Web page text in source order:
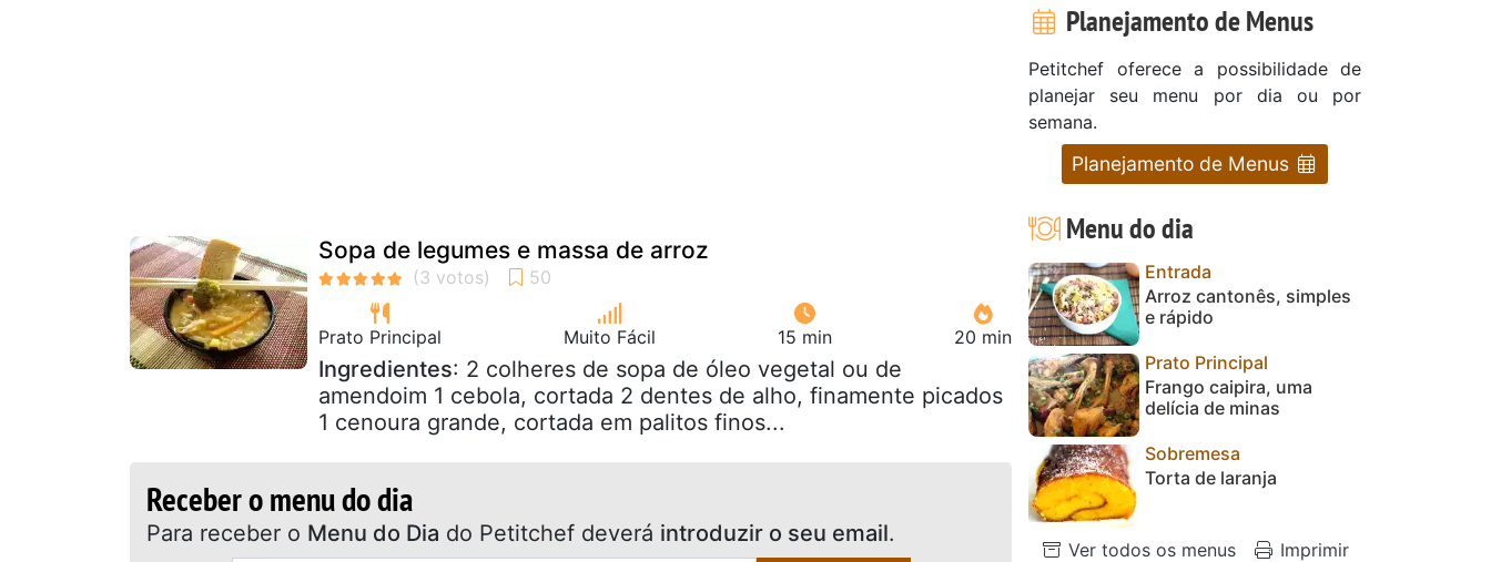
Sopa de legumes e massa de arroz
Prato Principal Muito Fácil 15 min 20 min
Ingredientes: 2 colheres de sopa de óleo vegetal ou de
amendoim 1 cebola, cortada 2 dentes de alho, finamente picados
1 cenoura grande, cortada em palitos finos...
Receber o menu do dia
Para receber o Menu do Dia do Petitchef deverá introduzir o seu email.
Planejamento de Menus
Petitchef oferece a possibilidade de
planejar seu menu por dia ou por
semana.
Planejamento de Menus
Menu do dia
Entrada
Arroz cantonês, simples
e rápido
Prato Principal
Frango caipira, uma
delícia de minas
Sobremesa
Torta de laranja
Ver todos os menus Imprimir